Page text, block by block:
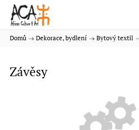
Domů / Dekorace, bydlení / Bytový textil /
Závěsy